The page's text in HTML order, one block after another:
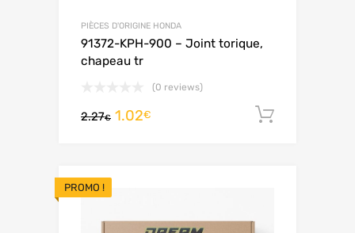
PIÈCES D'ORIGINE HONDA
91372-KPH-900 – Joint torique,
chapeau tr
(0 reviews)
2.27€ 1.02€
PROMO !